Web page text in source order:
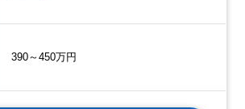
390～450万円